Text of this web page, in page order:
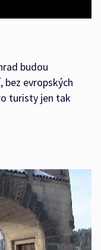
budou
bez evropských
turisty jen tak